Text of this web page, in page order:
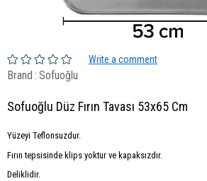
Write a comment
Brand : Sofuoğlu
Sofuoğlu Düz Fırın Tavası 53x65 Cm
Yüzeyi Teflonsuzdur.
Fırın tepsisinde klips yoktur ve kapaksızdır.
Deliklidir.